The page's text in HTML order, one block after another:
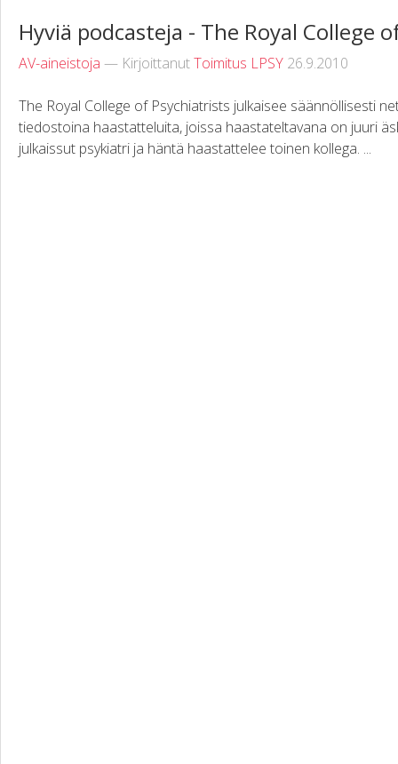
Hyviä podcasteja - The Royal College
AV-aineistoja — KirjoittanutToimitus LPSY 26.9.2010
The Royal College of Psychiatrists julkaisee säännöllisesti
tiedostoina haastatteluita, joissa haastateltavana on juuri
julkaissut psykiatri ja häntä haastattelee toinen kollega. ...